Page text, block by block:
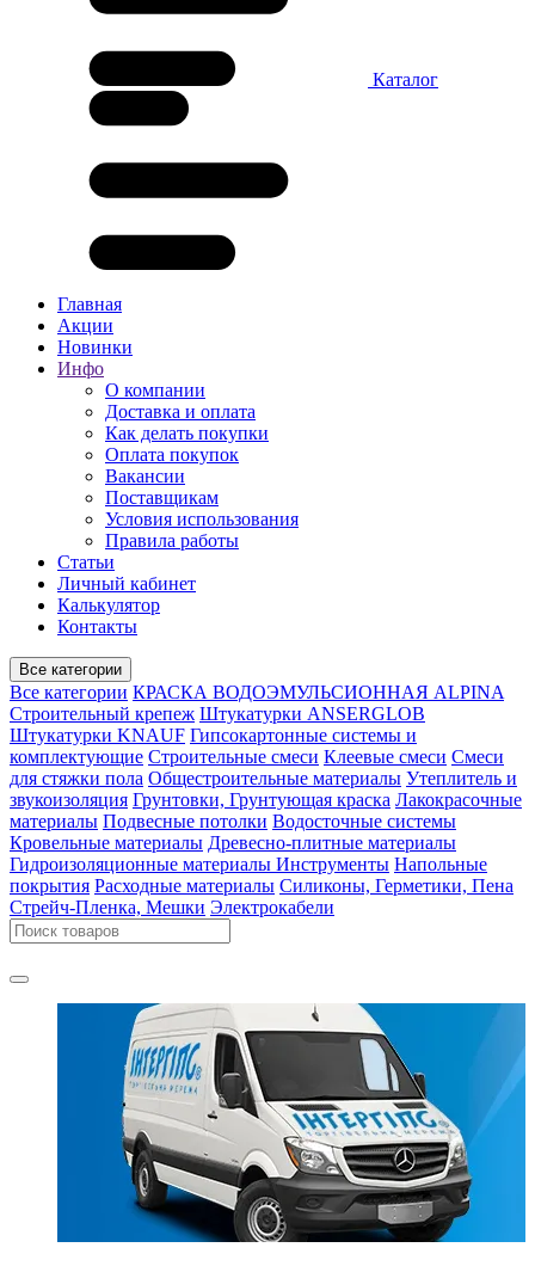
Каталог
Главная
Акции
Новинки
Инфо
О компании
Доставка и оплата
Как делать покупки
Оплата покупок
Вакансии
Поставщикам
Условия использования
Правила работы
Статьи
Личный кабинет
Калькулятор
Контакты
Все категории
Все категории КРАСКА ВОДОЭМУЛЬСИОННАЯ ALPINA
Строительный крепеж Штукатурки ANSERGLOB
Штукатурки KNAUF Гипсокартонные системы и
комплектующие Строительные смеси Клеевые смеси Смеси
для стяжки пола Общестроительные материалы Утеплитель и
звукоизоляция Грунтовки, Грунтующая краска Лакокрасочные
материалы Подвесные потолки Водосточные системы
Кровельные материалы Древесно-плитные материалы
Гидроизоляционные материалы Инструменты Напольные
покрытия Расходные материалы Силиконы, Герметики, Пена
Стрейч-Пленка, Мешки Электрокабели